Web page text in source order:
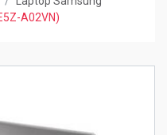
A02VN)